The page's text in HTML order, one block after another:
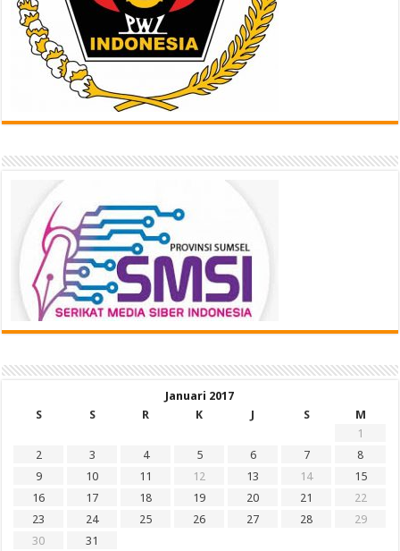
Januari 2017
S
S R K J S
M
1
2
3 4 5 6 7
8
9
10 11 12 13 14
15
16
17 18 19 20 21
22
23
24 25 26 27 28
29
30
31